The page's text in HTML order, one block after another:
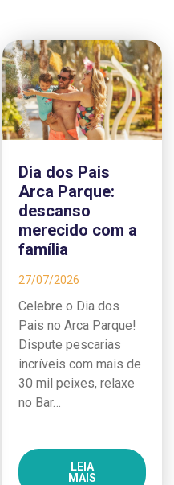
Dia dos Pais
Arca Parque:
descanso
merecido com a
família
27/07/2026
Celebre o Dia dos
Pais no Arca Parque!
Dispute pescarias
incríveis com mais de
30 mil peixes, relaxe
no Bar…
LEIA
MAIS